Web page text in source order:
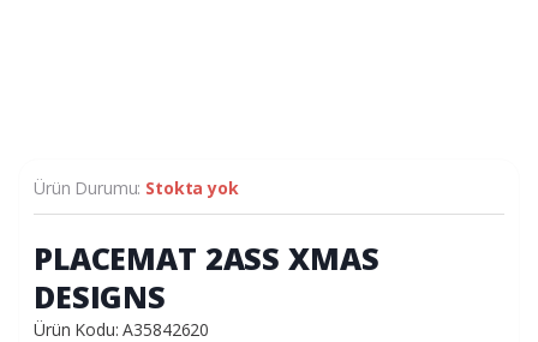
Ürün Durumu: Stokta yok
PLACEMAT 2ASS XMAS
DESIGNS
Ürün Kodu: A35842620